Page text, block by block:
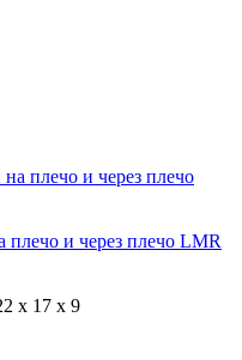
плечо и через плечо LMR
x 17 x 9